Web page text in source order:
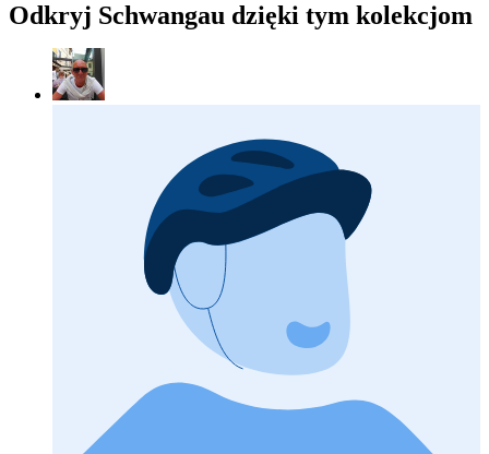
Odkryj Schwangau dzięki tym kolekcjom